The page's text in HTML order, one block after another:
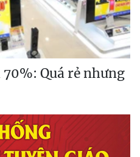
Quá rẻ nhưng